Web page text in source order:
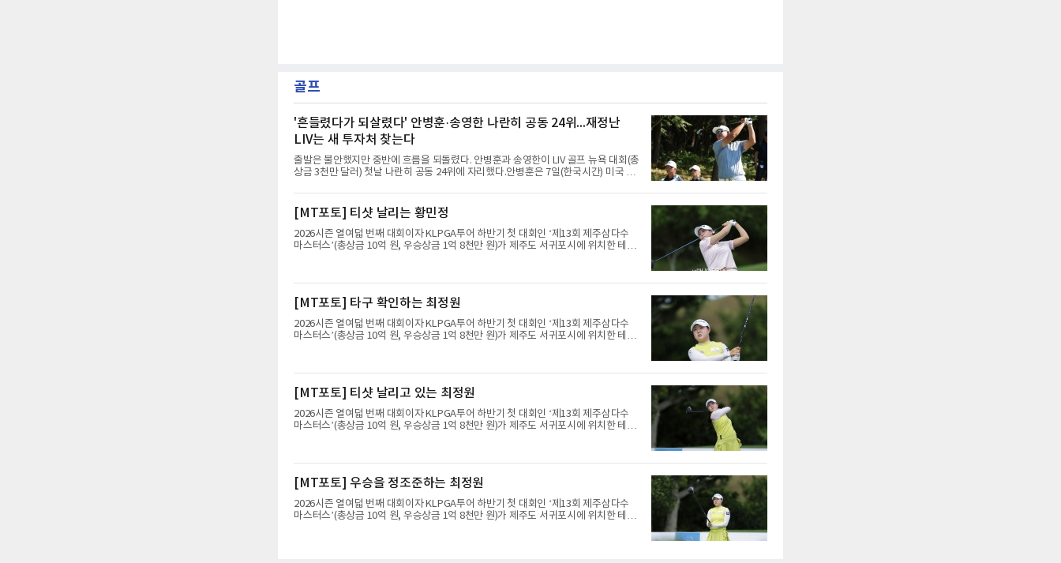
골프
'흔들렸다가 되살렸다' 안병훈·송영한 나란히 공동 24위...재정난
LIV는 새 투자처 찾는다
출발은 불안했지만 중반에 흐름을 되돌렸다. 안병훈과 송영한이 LIV 골프 뉴욕 대회(총
상금 3천만 달러) 첫날 나란히 공동 24위에 자리했다.안병훈은 7일(한국시간) 미국 뉴
서 버디 3개와 보기 4개를 묶어 1오버파 72타를 쳤다. 6번 홀(파4)에서 시작해 첫 홀부
터 보기를 범하며 불안하게 출발했으나 15번 홀(파5)과 18번 홀(파5) 버디로 분위기를
바꿨다. 다만 막판 3번 홀(파4)과 4번 홀(파3)에서 연속 보기를 적으며 순위가 밀렸다.
송영한도 비슷한 흐름이었다. 첫 홀인 15번 홀(파5) 더블보기에 이어 두 차례 보기로
하위권까지 처졌으나 후반 버디 3개를 몰
[MT포토] 티샷 날리는 황민정
2026시즌 열여덟 번째 대회이자 KLPGA투어 하반기 첫 대회인 ‘제13회 제주삼다수
마스터스’(총상금 10억 원, 우승상금 1억 8천만 원)가 제주도 서귀포시에 위치한 테디
[MT포토] 타구 확인하는 최정원
2026시즌 열여덟 번째 대회이자 KLPGA투어 하반기 첫 대회인 ‘제13회 제주삼다수
마스터스’(총상금 10억 원, 우승상금 1억 8천만 원)가 제주도 서귀포시에 위치한 테디
[MT포토] 티샷 날리고 있는 최정원
2026시즌 열여덟 번째 대회이자 KLPGA투어 하반기 첫 대회인 ‘제13회 제주삼다수
마스터스’(총상금 10억 원, 우승상금 1억 8천만 원)가 제주도 서귀포시에 위치한 테디
[MT포토] 우승을 정조준하는 최정원
2026시즌 열여덟 번째 대회이자 KLPGA투어 하반기 첫 대회인 ‘제13회 제주삼다수
마스터스’(총상금 10억 원, 우승상금 1억 8천만 원)가 제주도 서귀포시에 위치한 테디